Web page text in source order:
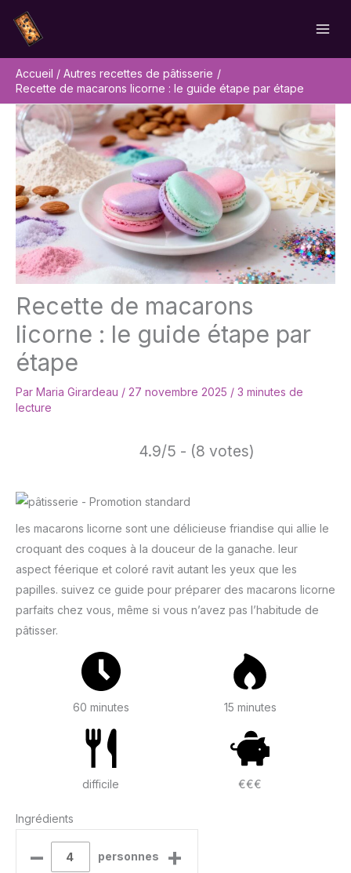
contenu
Accueil
Autres recettes de pâtisserie
Recette de macarons licorne : le guide étape par étape
Recette de macarons
licorne : le guide étape par
étape
Par Maria Girardeau / 27 novembre 2025 / 3 minutes de
lecture
4.9/5 - (8 votes)
les macarons licorne sont une délicieuse friandise qui allie le
croquant des coques à la douceur de la ganache. leur
aspect féerique et coloré ravit autant les yeux que les
papilles. suivez ce guide pour préparer des macarons licorne
parfaits chez vous, même si vous n’avez pas l’habitude de
pâtisser.
60 minutes 15 minutes
difficile €€€
Ingrédients
– personnes +
Rechercher